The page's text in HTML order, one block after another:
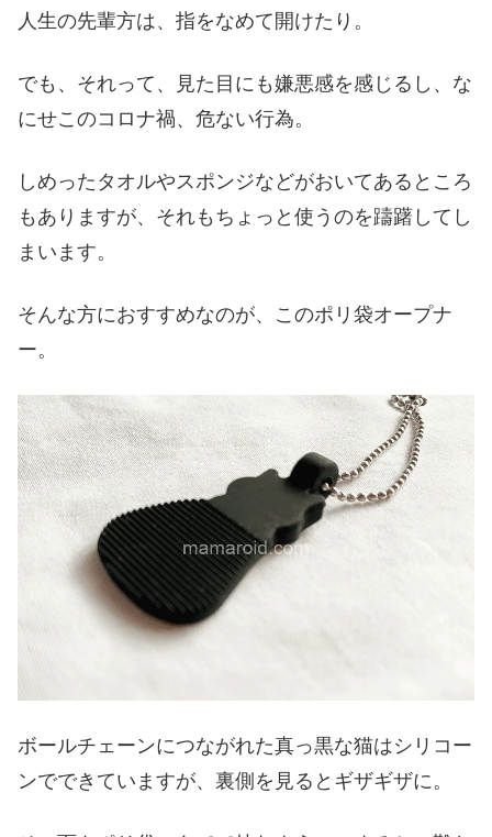
人生の先輩方は、指をなめて開けたり。
でも、それって、見た目にも嫌悪感を感じるし、な
にせこのコロナ禍、危ない行為。
しめったタオルやスポンジなどがおいてあるところ
もありますが、それもちょっと使うのを躊躇してし
まいます。
そんな方におすすめなのが、このポリ袋オープナ
ー。
ボールチェーンにつながれた真っ黒な猫はシリコー
ンでできていますが、裏側を見るとギザギザに。